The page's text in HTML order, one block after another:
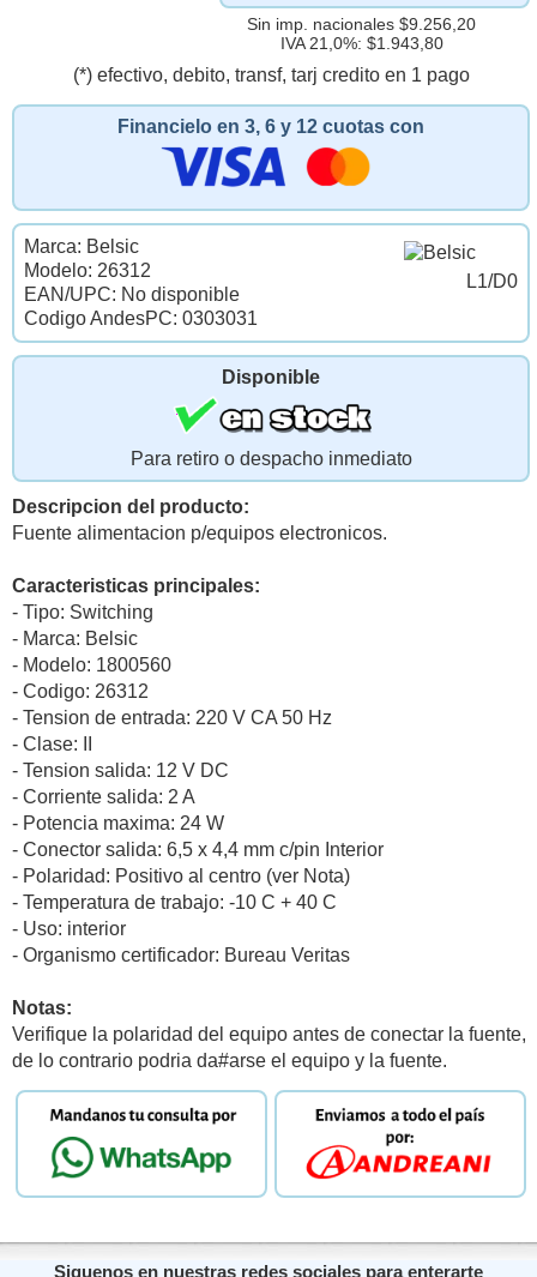
Sin imp. nacionales $9.256,20
IVA 21,0%: $1.943,80
(*) efectivo, debito, transf, tarj credito en 1 pago
Financielo en 3, 6 y 12 cuotas con
L1/D0
Marca: Belsic
Modelo: 26312
EAN/UPC: No disponible
Codigo AndesPC: 0303031
Disponible
Para retiro o despacho inmediato
Descripcion del producto:
Fuente alimentacion p/equipos electronicos.
Caracteristicas principales:
- Tipo: Switching
- Marca: Belsic
- Modelo: 1800560
- Codigo: 26312
- Tension de entrada: 220 V CA 50 Hz
- Clase: II
- Tension salida: 12 V DC
- Corriente salida: 2 A
- Potencia maxima: 24 W
- Conector salida: 6,5 x 4,4 mm c/pin Interior
- Polaridad: Positivo al centro (ver Nota)
- Temperatura de trabajo: -10 C + 40 C
- Uso: interior
- Organismo certificador: Bureau Veritas
Notas:
Verifique la polaridad del equipo antes de conectar la fuente,
de lo contrario podria da#arse el equipo y la fuente.
Siguenos en nuestras redes sociales para enterarte